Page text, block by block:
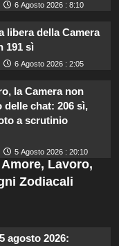
6 Agosto 2026 : 8:10
libera della Camera
191 sì
6 Agosto 2026 : 2:05
la Camera non
delle chat: 206 sì,
a scrutinio
5 Agosto 2026 : 20:10
Lavoro,
Zodiacali
agosto 2026: